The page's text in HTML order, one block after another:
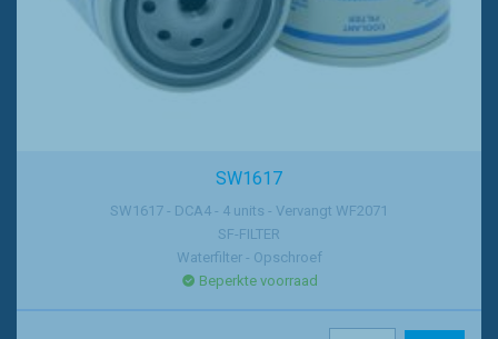
SW1617
SW1617 - DCA4 - 4 units - Vervangt WF2071
SF-FILTER
Waterfilter - Opschroef
Beperkte voorraad